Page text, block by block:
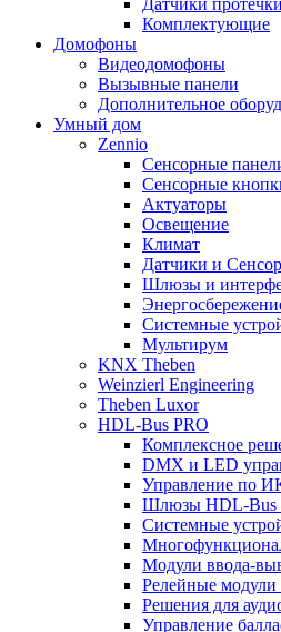
Комплектующие
Домофоны
Видеодомофоны
Вызывные панели
Дополнительное
Умный дом
Zennio
Сенсорные
Сенсорные
Актуаторы
Освещение
Климат
Датчики и
Шлюзы и
Системные
Мультирум
KNX Theben
Weinzierl Engineering
Theben Luxor
HDL-Bus PRO
Комплексное
DMX и LED
Управление по
Шлюзы HDL-Bus
Системные
Модули ввода-
Релейные
Решения для
Управление